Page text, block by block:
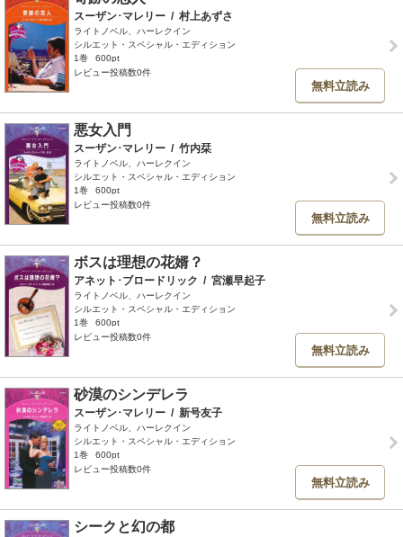
スーザン･マレリー / 村上あずさ
ライトノベル、ハーレクイン
シルエット・スペシャル・エディション
1巻
600pt
レビュー投稿数0件
無料立読み
悪女入門
スーザン･マレリー / 竹内栞
ライトノベル、ハーレクイン
シルエット・スペシャル・エディション
1巻
600pt
レビュー投稿数0件
無料立読み
ボスは理想の花婿？
アネット･ブロードリック / 宮瀬早起子
ライトノベル、ハーレクイン
シルエット・スペシャル・エディション
1巻
600pt
レビュー投稿数0件
無料立読み
砂漠のシンデレラ
スーザン･マレリー / 新号友子
ライトノベル、ハーレクイン
シルエット・スペシャル・エディション
1巻
600pt
レビュー投稿数0件
無料立読み
シークと幻の都